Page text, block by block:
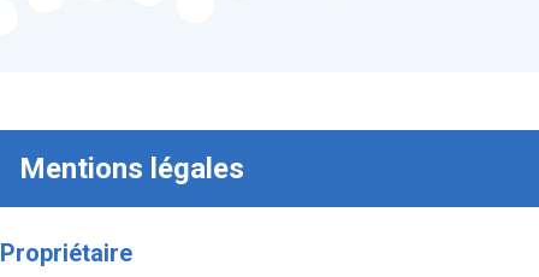
Mentions légales
Propriétaire